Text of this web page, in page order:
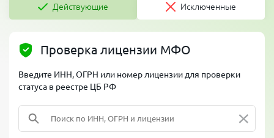
Действующие Исключенные
Проверка лицензии МФО
Введите ИНН, ОГРН или номер лицензии для проверки
статуса в реестре ЦБ РФ
×